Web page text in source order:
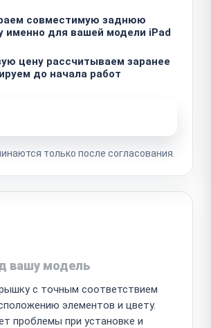
совместимую заднюю
именно для вашей модели iPad
цену рассчитываем заранее
до начала работ
только после согласования.
вашу модель
с точным соответствием
элементов и цвету.
проблемы при установке и